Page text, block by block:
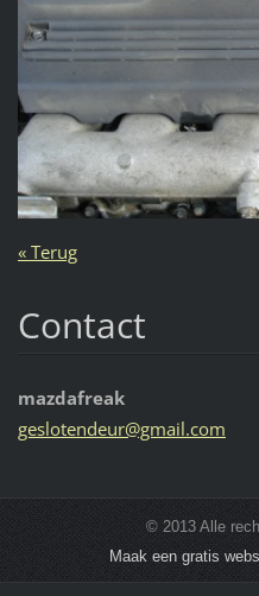
« Terug
Contact
mazdafreak
geslotendeur@gmail.com
© 2013 Alle
Maak een gratis